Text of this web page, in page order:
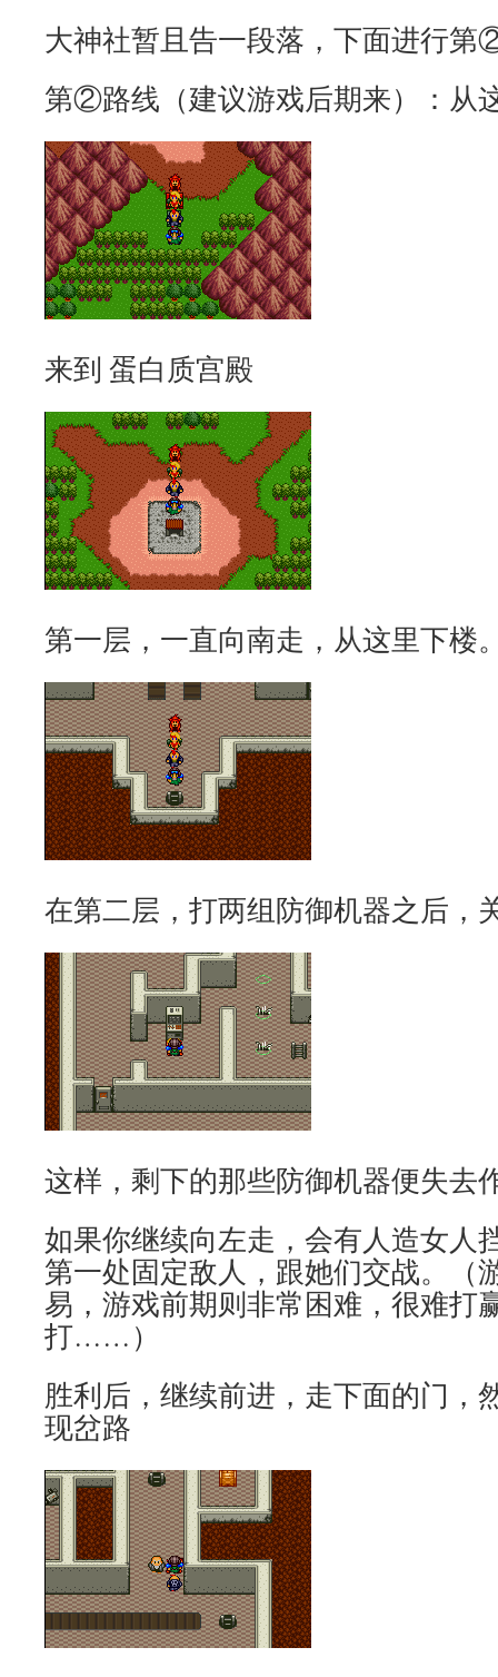
大神社暂且告一段落，下面进行第
第②路线（建议游戏后期来）：从
来到 蛋白质宫殿
第一层，一直向南走，从这里下楼
在第二层，打两组防御机器之后，
这样，剩下的那些防御机器便失去
如果你继续向左走，会有人造女人
第一处固定敌人，跟她们交战。（
易，游戏前期则非常困难，很难打
打……）
胜利后，继续前进，走下面的门，
现岔路